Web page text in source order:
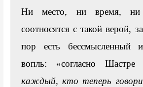
Ни место, ни время, ни
соотносятся с такой верой,
пор есть бессмысленный
вопль: «согласно Шастре
каждый, кто теперь